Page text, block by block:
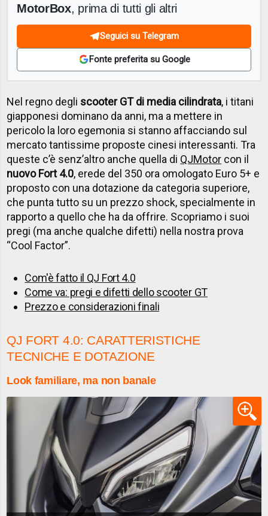
MotorBox, prima di tutti gli altri
Seguici su Telegram
Fonte preferita su Google
Nel regno degli scooter GT di media cilindrata, i titani
giapponesi dominano da anni, ma a mettere in
pericolo la loro egemonia si stanno affacciando sul
mercato tantissime proposte cinesi interessanti. Tra
queste c’è senz’altro anche quella di QJMotor con il
nuovo Fort 4.0, erede del 350 ora omologato Euro 5+ e
proposto con una dotazione da categoria superiore,
che punta tutto su un prezzo shock, specialmente in
rapporto a quello che ha da offrire. Scopriamo i suoi
pregi (ma anche qualche difetti) nella nostra prova
“Cool Factor”.
Com'è fatto il QJ Fort 4.0
Come va: pregi e difetti dello scooter GT
Prezzo e considerazioni finali
QJ FORT 4.0: CARATTERISTICHE
TECNICHE E DOTAZIONE
Look familiare, ma non banale